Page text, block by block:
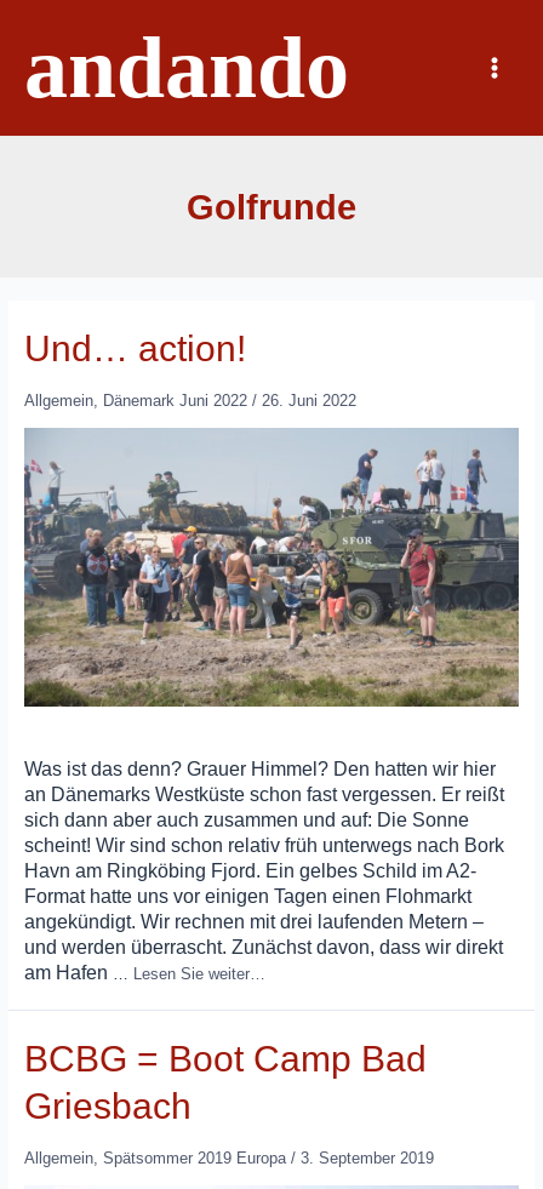
springenandando
Main
Menu
Golfrunde
Und… action!
Allgemein, Dänemark Juni 2022/ 26. Juni 2022
Was ist das denn? Grauer Himmel? Den hatten wir hier
an Dänemarks Westküste schon fast vergessen. Er reißt
sich dann aber auch zusammen und auf: Die Sonne
scheint! Wir sind schon relativ früh unterwegs nach Bork
Havn am Ringköbing Fjord. Ein gelbes Schild im A2-
Format hatte uns vor einigen Tagen einen Flohmarkt
angekündigt. Wir rechnen mit drei laufenden Metern –
und werden überrascht. Zunächst davon, dass wir direkt
am Hafen … Lesen Sie weiter…
BCBG = Boot Camp Bad
Griesbach
Allgemein, Spätsommer 2019 Europa/ 3. September 2019